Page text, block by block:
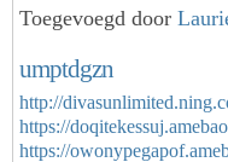
Toegevoegd door
umptdgzn
http://
https://
https://